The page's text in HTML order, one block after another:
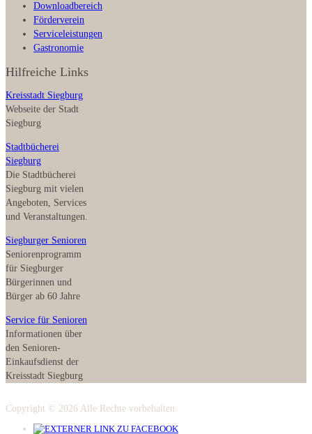
Downloadbereich
Förderverein
Serviceleistungen
Gastronomie
Hilfreiche Links
Kreisstadt Siegburg
Webseite der Stadt
Siegburg
Stadtbücherei
Siegburg
Die Stadtbücherei
Siegburg mit vielen
Angeboten, Services
und Veranstaltungen.
Siegburger Senioren
Seniorenprogramm
für Siegburger
Bürgerinnen und
Bürger ab 60 Jahre
Service für Senioren
Informationen über
den Senioren-
Einkaufsdienst der
Kreisstadt Siegburg
Copyright © 2026 Alle Rechte vorbehalten.